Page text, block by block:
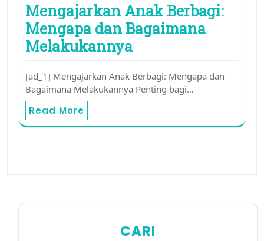
Mengajarkan Anak Berbagi:
Mengapa dan Bagaimana
Melakukannya
[ad_1] Mengajarkan Anak Berbagi: Mengapa dan
Bagaimana Melakukannya Penting bagi…
Read More
CARI